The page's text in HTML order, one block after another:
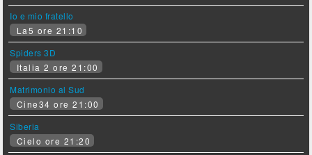
Io e mio fratello
La5 ore 21:10
Spiders 3D
Italia 2 ore 21:00
Matrimonio al Sud
Cine34 ore 21:00
Siberia
Cielo ore 21:20